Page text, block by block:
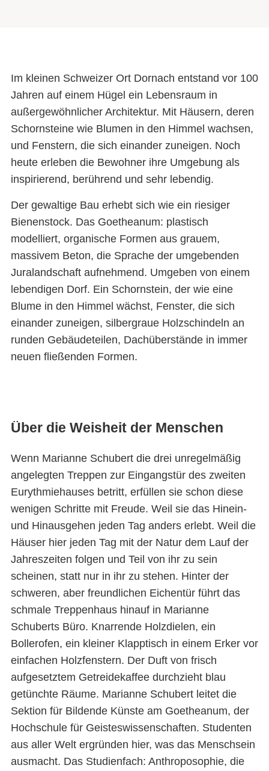
Im kleinen Schweizer Ort Dornach entstand vor 100
Jahren auf einem Hügel ein Lebensraum in
außergewöhnlicher Architektur. Mit Häusern, deren
Schornsteine wie Blumen in den Himmel wachsen,
und Fenstern, die sich einander zuneigen. Noch
heute erleben die Bewohner ihre Umgebung als
inspirierend, berührend und sehr lebendig.
Der gewaltige Bau erhebt sich wie ein riesiger
Bienenstock. Das Goetheanum: plastisch
modelliert, organische Formen aus grauem,
massivem Beton, die Sprache der umgebenden
Juralandschaft aufnehmend. Umgeben von einem
lebendigen Dorf. Ein Schornstein, der wie eine
Blume in den Himmel wächst, Fenster, die sich
einander zuneigen, silbergraue Holzschindeln an
runden Gebäudeteilen, Dachüberstände in immer
neuen fließenden Formen.
Über die Weisheit der Menschen
Wenn Marianne Schubert die drei unregelmäßig
angelegten Treppen zur Eingangstür des zweiten
Eurythmiehauses betritt, erfüllen sie schon diese
wenigen Schritte mit Freude. Weil sie das Hinein-
und Hinausgehen jeden Tag anders erlebt. Weil die
Häuser hier jeden Tag mit der Natur dem Lauf der
Jahreszeiten folgen und Teil von ihr zu sein
scheinen, statt nur in ihr zu stehen. Hinter der
schweren, aber freundlichen Eichentür führt das
schmale Treppenhaus hinauf in Marianne
Schuberts Büro. Knarrende Holzdielen, ein
Bollerofen, ein kleiner Klapptisch in einem Erker vor
einfachen Holzfenstern. Der Duft von frisch
aufgesetztem Getreidekaffee durchzieht blau
getünchte Räume. Marianne Schubert leitet die
Sektion für Bildende Künste am Goetheanum, der
Hochschule für Geisteswissenschaften. Studenten
aus aller Welt ergründen hier, was das Menschsein
ausmacht. Das Studienfach: Anthroposophie, die